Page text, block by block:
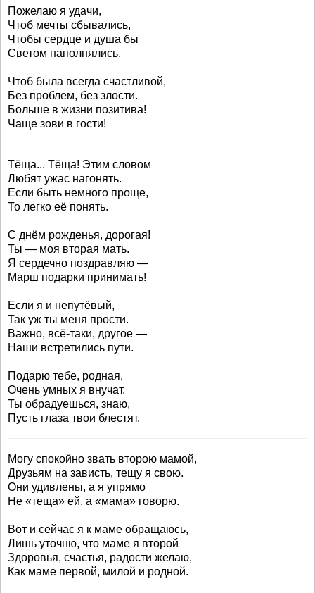
Пожелаю я удачи,
Чтоб мечты сбывались,
Чтобы сердце и душа бы
Светом наполнялись.
Чтоб была всегда счастливой,
Без проблем, без злости.
Больше в жизни позитива!
Чаще зови в гости!
Тёща... Тёща! Этим словом
Любят ужас нагонять.
Если быть немного проще,
То легко её понять.
С днём рожденья, дорогая!
Ты — моя вторая мать.
Я сердечно поздравляю —
Марш подарки принимать!
Если я и непутёвый,
Так уж ты меня прости.
Важно, всё-таки, другое —
Наши встретились пути.
Подарю тебе, родная,
Очень умных я внучат.
Ты обрадуешься, знаю,
Пусть глаза твои блестят.
Могу спокойно звать второю мамой,
Друзьям на зависть, тещу я свою.
Они удивлены, а я упрямо
Не «теща» ей, а «мама» говорю.
Вот и сейчас я к маме обращаюсь,
Лишь уточню, что маме я второй
Здоровья, счастья, радости желаю,
Как маме первой, милой и родной.